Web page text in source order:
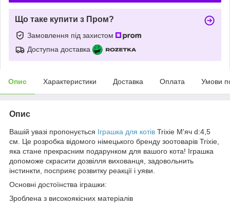
Що таке купити з Пром?
Замовлення під захистом
Доступна доставка
Опис Характеристики Доставка Оплата Умови
Опис
Вашій увазі пропонується Іграшка для котів Trixie М'яч d:4,5
см. Це розробка відомого німецького бренду зоотоварів Trixie,
яка стане прекрасним подарунком для вашого кота! Іграшка
допоможе скрасити дозвілля вихованця, задовольнить
інстинкти, посприяє розвитку реакції і уяви.
Основні достоїнства іграшки:
Зроблена з високоякісних матеріалів